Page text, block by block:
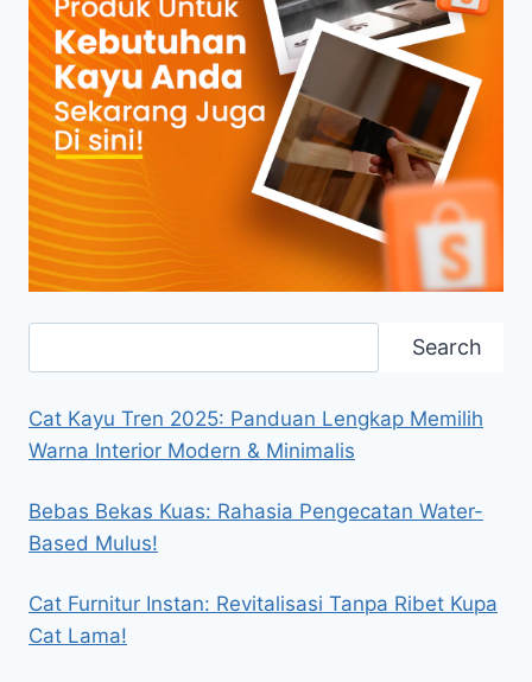
Search
Cat Kayu Tren 2025: Panduan Lengkap Memilih
Warna Interior Modern & Minimalis
Bebas Bekas Kuas: Rahasia Pengecatan Water-
Based Mulus!
Cat Furnitur Instan: Revitalisasi Tanpa Ribet Kupa
Cat Lama!